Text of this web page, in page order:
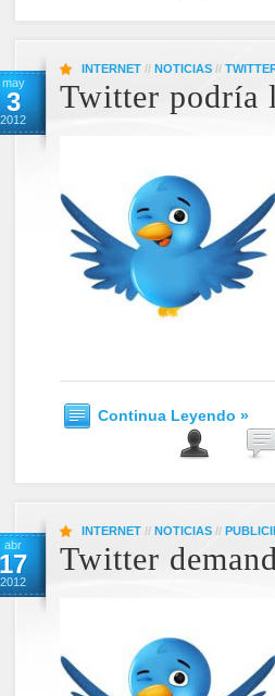
may
3
2012
INTERNET // NOTICIAS //
Twitter podría
Continua Leyendo »
abr
17
2012
INTERNET // NOTICIAS //
Twitter